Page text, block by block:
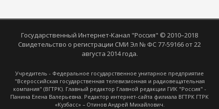
Государственный Интернет-Канал "Россия" © 2010–2018
Свидетельство о регистрации СМИ Эл № ФС 77-59166 от 22
августа 2014 года.
Учредитель - Федеральное государственное унитарное предприятие
"Всероссийская государственная телевизионная и радиовещательная
компания" (ВГТРК). Главный редактор Главной редакции ГИК "Россия" -
Панина Елена Валерьевна. Редактор интернет-сайта филиала ВГТРК ГТРК
«Кузбасс» – Отинов Андрей Михайлович.